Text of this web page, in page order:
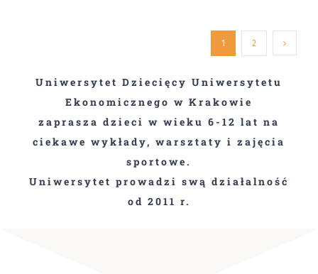
1 2
Uniwersytet Dziecięcy Uniwersytetu
Ekonomicznego w Krakowie
zaprasza dzieci w wieku 6-12 lat na
ciekawe wykłady, warsztaty i zajęcia
sportowe.
Uniwersytet prowadzi swą działalność
od 2011 r.